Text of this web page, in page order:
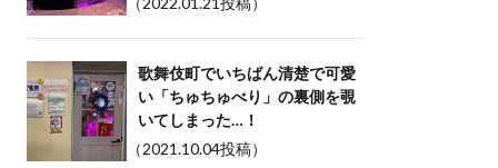
歌舞伎町でいちばん清楚で可愛
い「ちゅちゅべり」の裏側を覗
いてしまった…！
（2021.10.04投稿）